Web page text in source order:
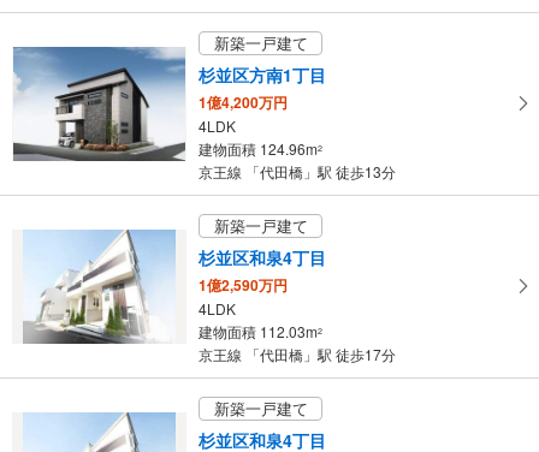
マ
イ
ペ
ジ
新築一戸建て
杉並区方南1丁目
1億4,200万円
4LDK
建物面積 124.96m2
京王線 「代田橋」駅 徒歩13分
新築一戸建て
杉並区和泉4丁目
1億2,590万円
4LDK
建物面積 112.03m2
京王線 「代田橋」駅 徒歩17分
新築一戸建て
杉並区和泉4丁目